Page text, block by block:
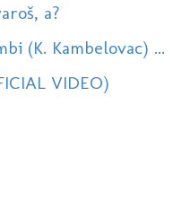
a?
(K. Kambelovac) ...
VIDEO)